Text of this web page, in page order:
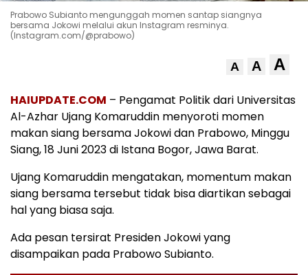
Prabowo Subianto mengunggah momen santap siangnya
bersama Jokowi melalui akun Instagram resminya.
(Instagram.com/@prabowo)
A A A
HAIUPDATE.COM – Pengamat Politik dari Universitas
Al-Azhar Ujang Komaruddin menyoroti momen
makan siang bersama Jokowi dan Prabowo, Minggu
Siang, 18 Juni 2023 di Istana Bogor, Jawa Barat.
Ujang Komaruddin mengatakan, momentum makan
siang bersama tersebut tidak bisa diartikan sebagai
hal yang biasa saja.
Ada pesan tersirat Presiden Jokowi yang
disampaikan pada Prabowo Subianto.